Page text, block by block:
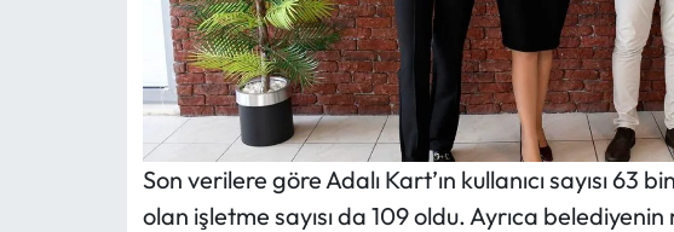
Son verilere göre Adalı Kart’ın kullanıcı sayısı 63
olan işletme sayısı da 109 oldu. Ayrıca